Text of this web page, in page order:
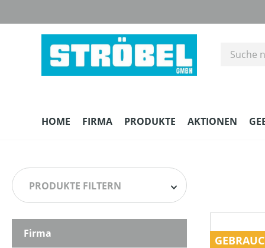
HOME FIRMA PRODUKTE AKTIONEN
PRODUKTE FILTERN
HERSTELLER
Firma